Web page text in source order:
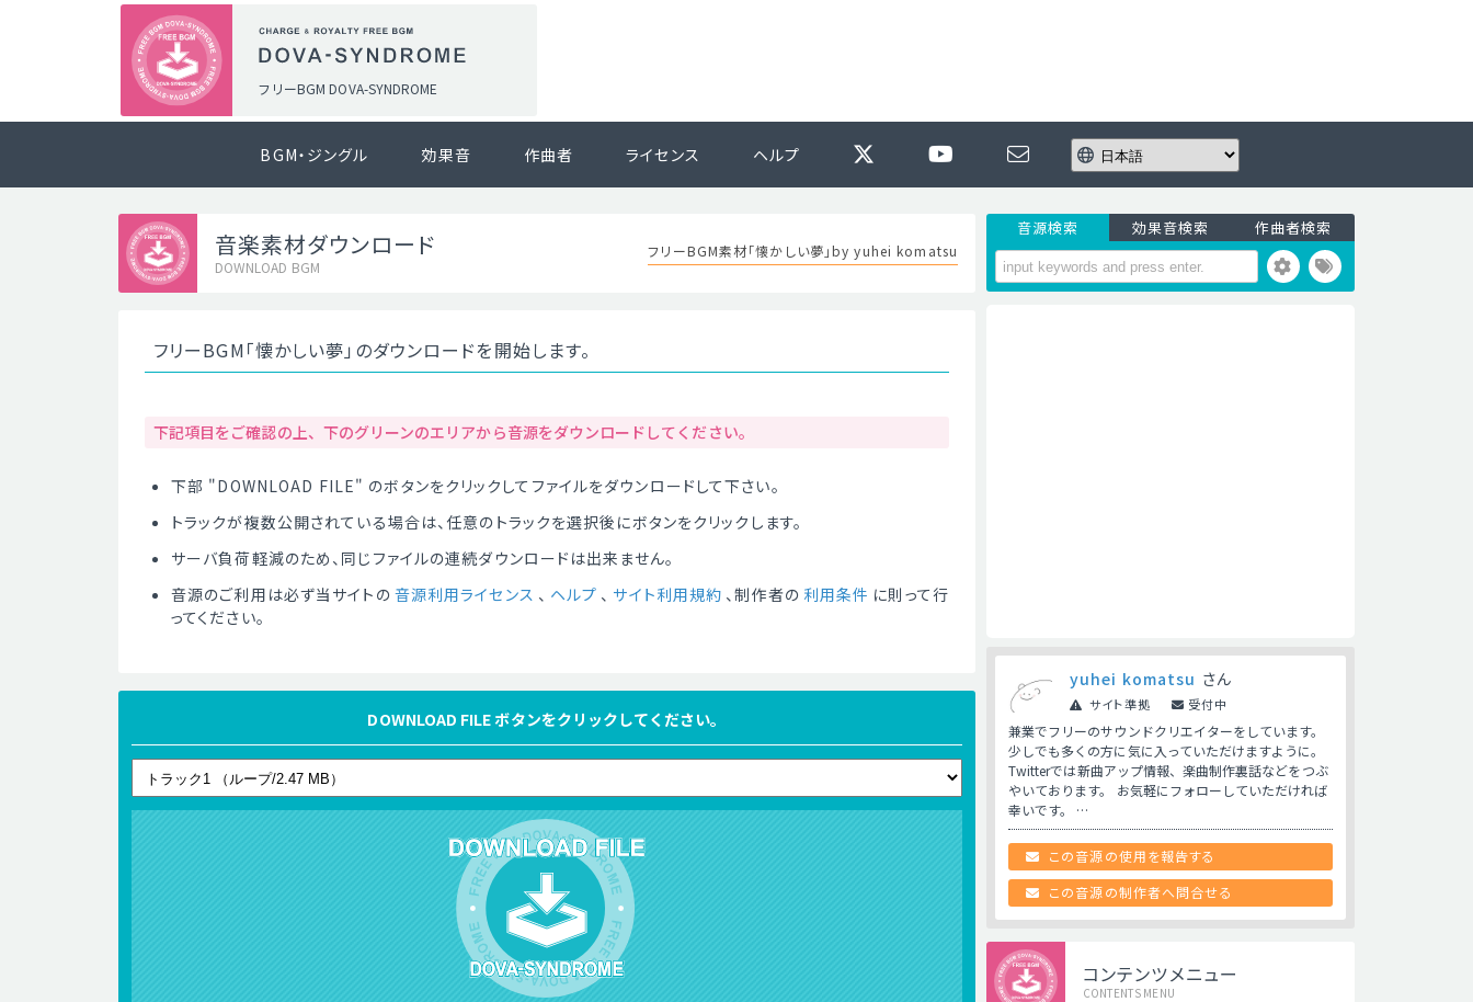
フリーBGM DOVA-SYNDROME
BGM・ジングル 効果音 作曲者 ライセンス ヘルプ
音楽素材ダウンロード
DOWNLOAD BGM
フリーBGM素材「懐かしい夢」by yuhei komatsu
フリーBGM「懐かしい夢」のダウンロードを開始します。
下記項目をご確認の上、下のグリーンのエリアから音源をダウンロードしてください。
下部 "DOWNLOAD FILE" のボタンをクリックしてファイルをダウンロードして下さい。
トラックが複数公開されている場合は、任意のトラックを選択後にボタンをクリックします。
サーバ負荷軽減のため、同じファイルの連続ダウンロードは出来ません。
音源のご利用は必ず当サイトの 音源利用ライセンス 、 ヘルプ 、 サイト利用規約 、制作者の 利用条件 に則って行
ってください。
DOWNLOAD FILE ボタンをクリックしてください。
音源検索 効果音検索 作曲者検索
yuhei komatsu さん
サイト準拠 受付中
兼業でフリーのサウンドクリエイターをしています。
少しでも多くの方に気に入っていただけますように。
Twitterでは新曲アップ情報、楽曲制作裏話などをつぶ
やいております。 お気軽にフォローしていただければ
幸いです。 …
この音源の使用を報告する
この音源の制作者へ問合せる
コンテンツメニュー
CONTENTS MENU